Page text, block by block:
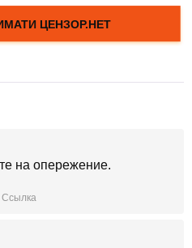
на опережение.
Ссылка